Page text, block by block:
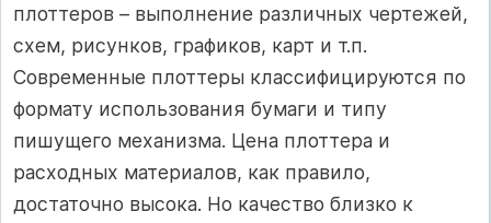
плоттеров – выполнение различных чертежей,
схем, рисунков, графиков, карт и т.п.
Современные плоттеры классифицируются по
формату использования бумаги и типу
пишущего механизма. Цена плоттера и
расходных материалов, как правило,
достаточно высока. Но качество близко к